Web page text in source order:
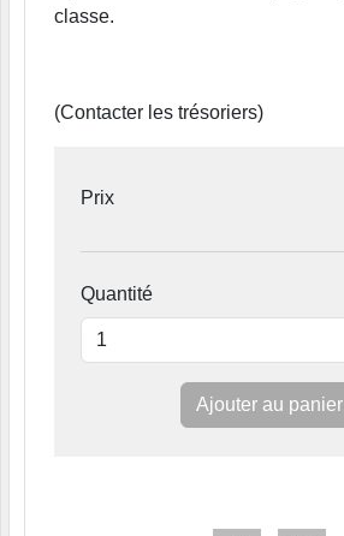
classe.
(Contacter les trésoriers)
Prix
Quantité
Ajouter au panier